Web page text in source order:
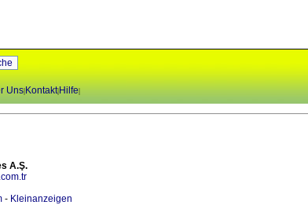
Uns|Kontakt|Hilfe|
A.Ş.
- Kleinanzeigen